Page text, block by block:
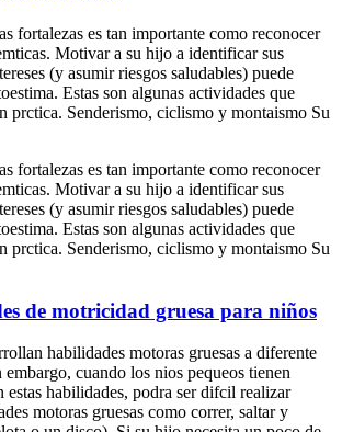
fortalezas es tan importante como reconocer
Motivar a su hijo a identificar sus
(y asumir riesgos saludables) puede
Estas son algunas actividades que
prctica. Senderismo, ciclismo y montaismo Su
fortalezas es tan importante como reconocer
Motivar a su hijo a identificar sus
(y asumir riesgos saludables) puede
Estas son algunas actividades que
prctica. Senderismo, ciclismo y montaismo Su
de motricidad gruesa para niños
habilidades motoras gruesas a diferente
cuando los nios pequeos tienen
estas habilidades, podra ser difcil realizar
motoras gruesas como correr, saltar y